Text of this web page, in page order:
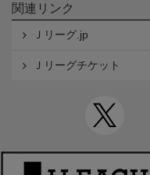
関連リンク
Ｊリーグ.jp
Ｊリーグチケット